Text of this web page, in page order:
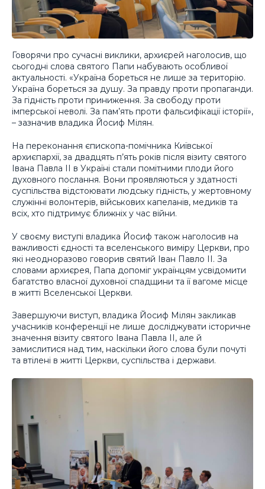
Говорячи про сучасні виклики, архиєрей наголосив, що
сьогодні слова святого Папи набувають особливої
актуальності. «Україна бореться не лише за територію.
Україна бореться за душу. За правду проти пропаганди.
За гідність проти приниження. За свободу проти
імперської неволі. За пам’ять проти фальсифікації історії»,
– зазначив владика Йосиф Мілян.
На переконання єпископа-помічника Київської
архиєпархії, за двадцять п’ять років після візиту святого
Івана Павла ІІ в Україні стали помітними плоди його
духовного послання. Вони проявляються у здатності
суспільства відстоювати людську гідність, у жертовному
служінні волонтерів, військових капеланів, медиків та
всіх, хто підтримує ближніх у час війни.
У своєму виступі владика Йосиф також наголосив на
важливості єдності та вселенського виміру Церкви, про
які неодноразово говорив святий Іван Павло ІІ. За
словами архиєрея, Папа допоміг українцям усвідомити
багатство власної духовної спадщини та її вагоме місце
в житті Вселенської Церкви.
Завершуючи виступ, владика Йосиф Мілян закликав
учасників конференції не лише досліджувати історичне
значення візиту святого Івана Павла ІІ, але й
замислитися над тим, наскільки його слова були почуті
та втілені в житті Церкви, суспільства і держави.